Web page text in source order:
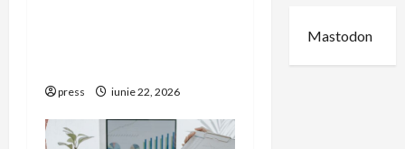
press iunie 22, 2026
Mastodon